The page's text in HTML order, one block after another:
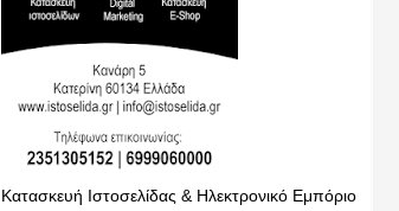
Κατασκευή Ιστοσελίδας & Ηλεκτρονικό Εμπόριο